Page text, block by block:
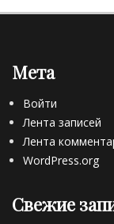
Мета
Войти
Лента записей
Лента
WordPress.org
Свежие